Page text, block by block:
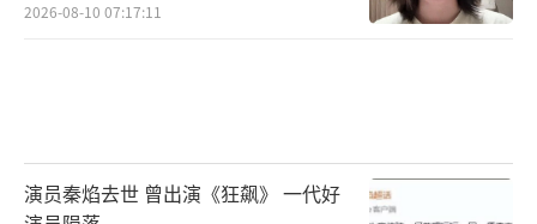
2026-08-10 07:17:11
演员秦焰去世 曾出演《狂飙》 一代好